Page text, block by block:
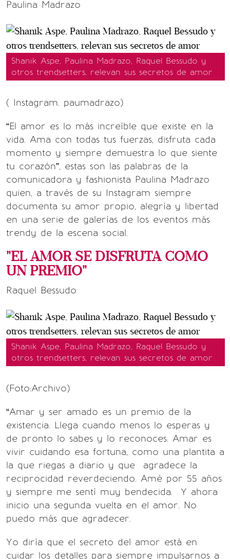
Paulina Madrazo
Shanik Aspe, Paulina Madrazo, Raquel Bessudo y
otros trendsetters, relevan sus secretos de amor
( Instagram. paumadrazo)
“El amor es lo más increíble que existe en la
vida. Ama con todas tus fuerzas, disfruta cada
momento y siempre demuestra lo que siente
tu corazón”, estas son las palabras de la
comunicadora y fashionista Paulina Madrazo
quien, a través de su Instagram siempre
documenta su amor propio, alegría y libertad
en una serie de galerías de los eventos más
trendy de la escena social.
"EL AMOR SE DISFRUTA COMO
UN PREMIO"
Raquel Bessudo
Shanik Aspe, Paulina Madrazo, Raquel Bessudo y
otros trendsetters, relevan sus secretos de amor
(Foto:Archivo)
“Amar y ser amado es un premio de la
existencia. Llega cuando menos lo esperas y
de pronto lo sabes y lo reconoces. Amar es
vivir cuidando esa fortuna, como una plantita a
la que riegas a diario y que agradece la
reciprocidad reverdeciendo. Amé por 55 años
y siempre me sentí muy bendecida. Y ahora
inicio una segunda vuelta en el amor. No
puedo más que agradecer.
Yo diría que el secreto del amor está en
cuidar los detalles para siempre impulsarnos a